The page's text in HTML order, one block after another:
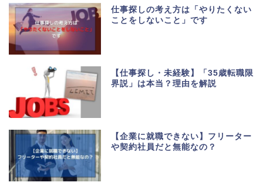
仕事探しの考え方は「やりたくない
ことをしないこと」です
【仕事探し・未経験】「35歳転職限
界説」は本当？理由を解説
【企業に就職できない】フリーター
や契約社員だと無能なの？